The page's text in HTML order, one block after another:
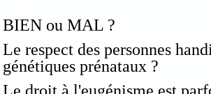
BIEN ou MAL ?
Le respect des personnes
génétiques prénataux ?
Le droit à l'eugénisme est